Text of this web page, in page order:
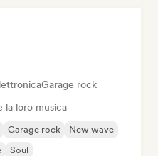
Garage rock
la loro musica
Garage rock
New wave
Soul